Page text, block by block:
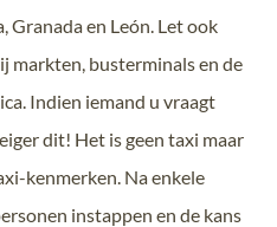
Granada en León. Let ook
markten, busterminals en de
Indien iemand u vraagt
dit! Het is geen taxi maar
kenmerken. Na enkele
instappen en de kans